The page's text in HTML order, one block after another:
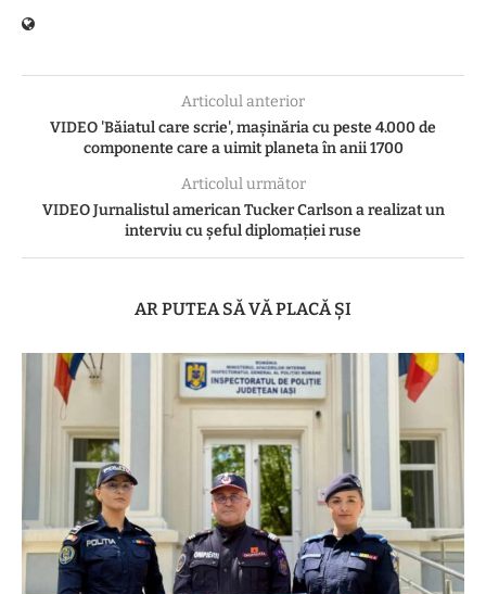
Articolul anterior
VIDEO 'Băiatul care scrie', mașinăria cu peste 4.000 de
componente care a uimit planeta în anii 1700
Articolul următor
VIDEO Jurnalistul american Tucker Carlson a realizat un
interviu cu şeful diplomaţiei ruse
AR PUTEA SĂ VĂ PLACĂ ȘI